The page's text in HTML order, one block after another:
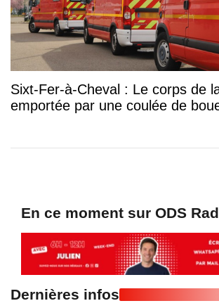
Sixt-Fer-à-Cheval : Le corps de
emportée par une coulée de
En ce moment sur ODS
Dernières infos